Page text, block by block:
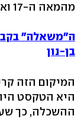
מהמאה ה-17 ואילך.
ה"משאלה"
בן-נון
המיקום הזה
היא הטקסט
ההשכלה, כך